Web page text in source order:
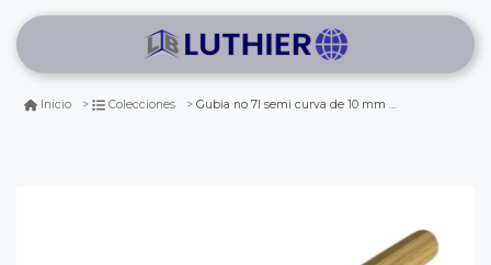
Inicio Colecciones Gubia no 7l semi curva de 10 mm de ancho para hacer cuchara o cuenco